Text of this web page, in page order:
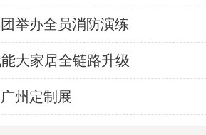
举办全员消防演练
大家居全链路升级
州定制展